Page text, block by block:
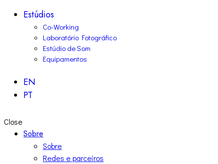
Estúdios
Co-Working
Laboratório Fotográfico
Estúdio de Som
Equipamentos
EN
PT
Close
Sobre
Sobre
Redes e parceiros